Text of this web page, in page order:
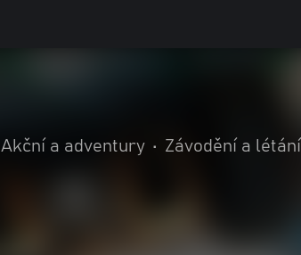
Akční a adventury • Závodění a létání